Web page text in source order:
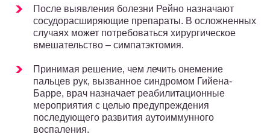
После выявления болезни Рейно назначают
сосудорасширяющие препараты. В осложненных
случаях может потребоваться хирургическое
вмешательство – симпатэктомия.
Принимая решение, чем лечить онемение
пальцев рук, вызванное синдромом Гийена-
Барре, врач назначает реабилитационные
мероприятия с целью предупреждения
последующего развития аутоиммунного
воспаления.